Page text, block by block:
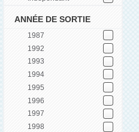
ANNÉE DE SORTIE
1987
1992
1993
1994
1995
1996
1997
1998